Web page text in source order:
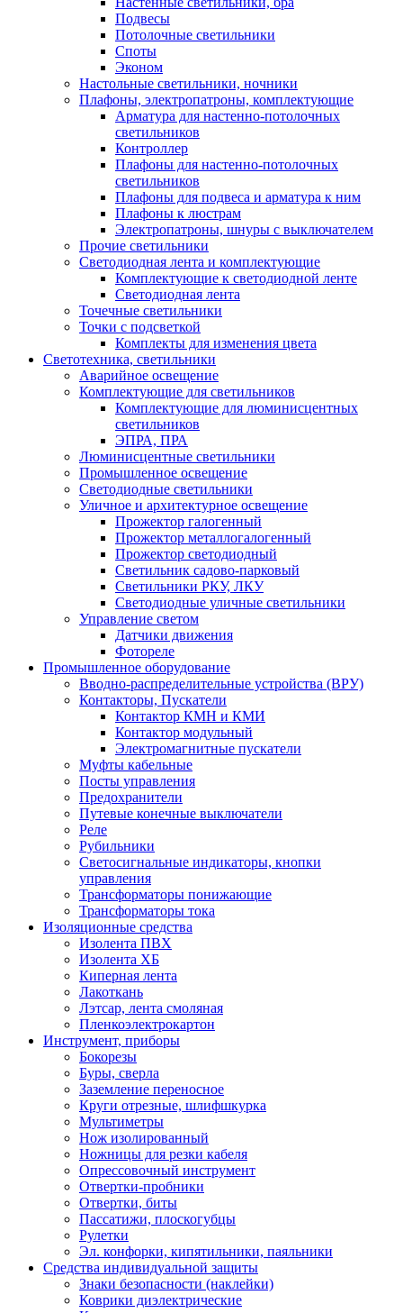
Подвесы
Потолочные светильники
Споты
Эконом
Настольные светильники, ночники
Плафоны, электропатроны, комплектующие
Арматура для настенно-потолочных
светильников
Контроллер
Плафоны для настенно-потолочных
светильников
Плафоны для подвеса и арматура к ним
Плафоны к люстрам
Электропатроны, шнуры с выключателем
Прочие светильники
Светодиодная лента и комплектующие
Комплектующие к светодиодной ленте
Светодиодная лента
Точечные светильники
Точки с подсветкой
Комплекты для изменения цвета
Светотехника, светильники
Аварийное освещение
Комплектующие для светильников
Комплектующие для люминисцентных
светильников
ЭПРА, ПРА
Люминисцентные светильники
Промышленное освещение
Светодиодные светильники
Уличное и архитектурное освещение
Прожектор галогенный
Прожектор металлогалогенный
Прожектор светодиодный
Светильник садово-парковый
Светильники РКУ, ЛКУ
Светодиодные уличные светильники
Управление светом
Датчики движения
Фотореле
Промышленное оборудование
Вводно-распределительные устройства (ВРУ)
Контакторы, Пускатели
Контактор КМН и КМИ
Контактор модульный
Электромагнитные пускатели
Муфты кабельные
Посты управления
Предохранители
Путевые конечные выключатели
Реле
Рубильники
Светосигнальные индикаторы, кнопки
управления
Трансформаторы понижающие
Трансформаторы тока
Изоляционные средства
Изолента ПВХ
Изолента ХБ
Киперная лента
Лакоткань
Лэтсар, лента смоляная
Пленкоэлектрокартон
Инструмент, приборы
Бокорезы
Буры, сверла
Заземление переносное
Круги отрезные, шлифшкурка
Мультиметры
Нож изолированный
Ножницы для резки кабеля
Опрессовочный инструмент
Отвертки-пробники
Отвертки, биты
Пассатижи, плоскогубцы
Рулетки
Эл. конфорки, кипятильники, паяльники
Средства индивидуальной защиты
Знаки безопасности (наклейки)
Коврики диэлектрические